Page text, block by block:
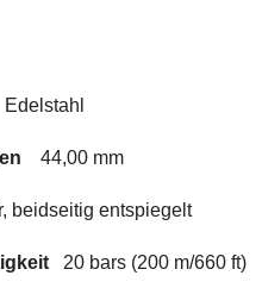
Edelstahl
44,00 mm
beidseitig entspiegelt
20 bars (200 m/660 ft)